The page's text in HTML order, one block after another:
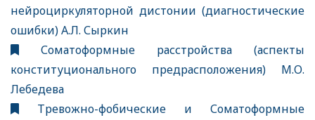
нейроциркуляторной дистонии (диагностические
ошибки) А.Л. Сыркин
Соматоформные расстройства (аспекты
конституционального предрасположения) М.О.
Лебедева
Тревожно-фобические и Соматоформные